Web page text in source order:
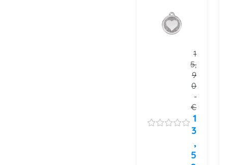
1
5,
9
0
€
1
3
,
5